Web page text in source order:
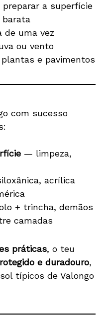
no carrinho.
Shop
a superfície
barata
de uma vez
ou vento
e pavimentos
com sucesso
— limpeza,
acrílica
+ trincha, demãos
camadas
práticas, o teu
e duradouro,
típicos de Valongo